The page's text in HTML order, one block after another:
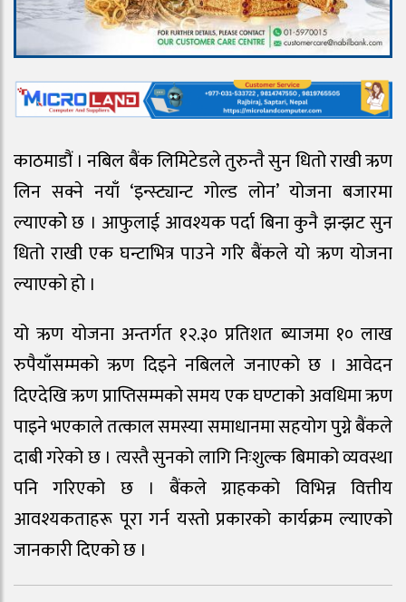
काठमाडौं । नबिल बैंक लिमिटेडले तुरुन्तै सुन धितो राखी ऋण
लिन सक्ने नयाँ ‘इन्स्ट्यान्ट गोल्ड लोन’ योजना बजारमा
ल्याएकोे छ । आफुलाई आवश्यक पर्दा बिना कुनै झन्झट सुन
धितो राखी एक घन्टाभित्र पाउने गरि बैंकले यो ऋण योजना
ल्याएको हो ।
यो ऋण योजना अन्तर्गत १२.३० प्रतिशत ब्याजमा १० लाख
रुपैयाँसम्मको ऋण दिइने नबिलले जनाएको छ । आवेदन
दिएदेखि ऋण प्राप्तिसम्मको समय एक घण्टाको अवधिमा ऋण
पाइने भएकाले तत्काल समस्या समाधानमा सहयोग पुग्ने बैंकले
दाबी गरेको छ । त्यस्तै सुनको लागि निःशुल्क बिमाको व्यवस्था
पनि गरिएको छ । बैंकले ग्राहकको विभिन्न वित्तीय
आवश्यकताहरू पूरा गर्न यस्तो प्रकारको कार्यक्रम ल्याएको
जानकारी दिएको छ ।